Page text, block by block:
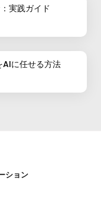
実践ガイド
に任せる方法
ション